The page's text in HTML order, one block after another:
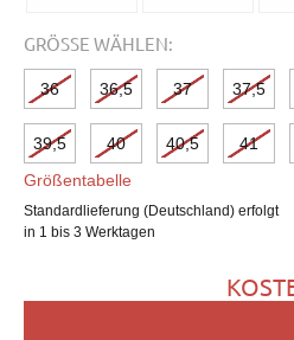
GRÖSSE WÄHLEN:
36 36,5 37 37,5
39,5 40 40,5 41
Größentabelle
Standardlieferung (Deutschland) erfolgt
in 1 bis 3 Werktagen